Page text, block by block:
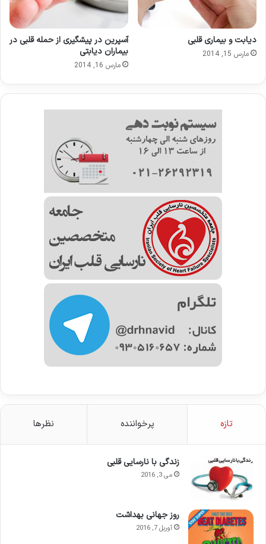
دیابت و بیماری قلبی
مارس 15, 2014
آسپرین در پیشگیری از حمله قلبی در
بیماران دیابتی
مارس 16, 2014
تازه پرخواننده نظرها
زندگی با نارسایی قلبی
می 3, 2016
روز جهانی بهداشت
آوریل 7, 2016